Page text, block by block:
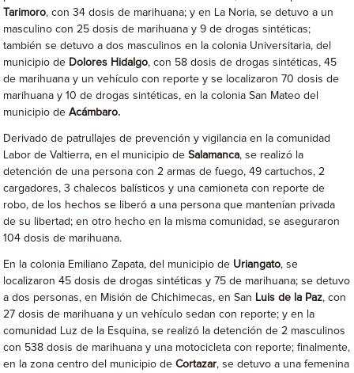
Tarimoro, con 34 dosis de marihuana; y en La Noria, se detuvo a un
masculino con 25 dosis de marihuana y 9 de drogas sintéticas;
también se detuvo a dos masculinos en la colonia Universitaria, del
municipio de Dolores Hidalgo, con 58 dosis de drogas sintéticas, 45
de marihuana y un vehículo con reporte y se localizaron 70 dosis de
marihuana y 10 de drogas sintéticas, en la colonia San Mateo del
municipio deAcámbaro.
Derivado de patrullajes de prevención y vigilancia en la comunidad
Labor de Valtierra, en el municipio deSalamanca, se realizó la
detención de una persona con 2 armas de fuego, 49 cartuchos, 2
cargadores, 3 chalecos balísticos y una camioneta con reporte de
robo, de los hechos se liberó a una persona que mantenían privada
de su libertad; en otro hecho en la misma comunidad, se aseguraron
104 dosis de marihuana.
En la colonia Emiliano Zapata, del municipio de Uriangato, se
localizaron 45 dosis de drogas sintéticas y 75 de marihuana; se detuvo
a dos personas, en Misión de Chichimecas, en San Luis de la Paz, con
27 dosis de marihuana y un vehículo sedan con reporte; y en la
comunidad Luz de la Esquina, se realizó la detención de 2 masculinos
con 538 dosis de marihuana y una motocicleta con reporte; finalmente,
en la zona centro del municipio deCortazar, se detuvo a una femenina